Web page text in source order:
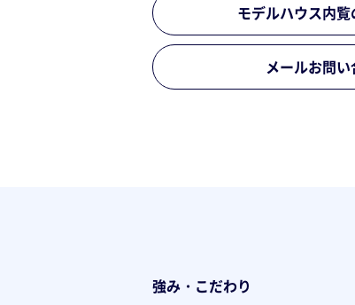
モデルハウス内
メールお問い
強み・こだわり